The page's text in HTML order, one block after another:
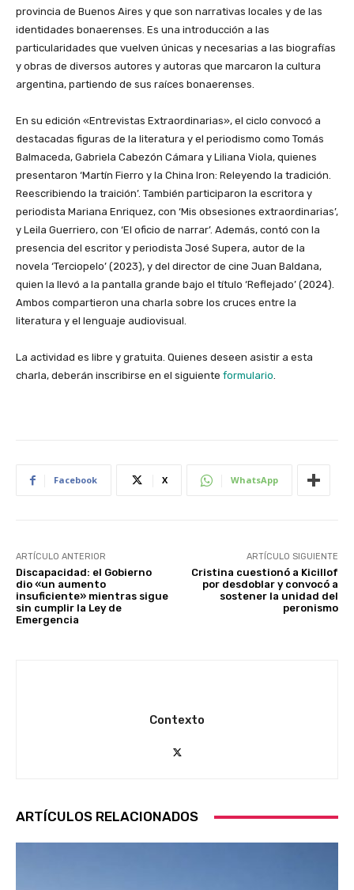
provincia de Buenos Aires y que son narrativas locales y de las
identidades bonaerenses. Es una introducción a las
particularidades que vuelven únicas y necesarias a las biografías
y obras de diversos autores y autoras que marcaron la cultura
argentina, partiendo de sus raíces bonaerenses.
En su edición «Entrevistas Extraordinarias», el ciclo convocó a
destacadas figuras de la literatura y el periodismo como Tomás
Balmaceda, Gabriela Cabezón Cámara y Liliana Viola, quienes
presentaron ‘Martín Fierro y la China Iron: Releyendo la tradición.
Reescribiendo la traición’. También participaron la escritora y
periodista Mariana Enriquez, con ‘Mis obsesiones extraordinarias’,
y Leila Guerriero, con ‘El oficio de narrar’. Además, contó con la
presencia del escritor y periodista José Supera, autor de la
novela ‘Terciopelo’ (2023), y del director de cine Juan Baldana,
quien la llevó a la pantalla grande bajo el título ‘Reflejado’ (2024).
Ambos compartieron una charla sobre los cruces entre la
literatura y el lenguaje audiovisual.
La actividad es libre y gratuita. Quienes deseen asistir a esta
charla, deberán inscribirse en el siguiente formulario.
Facebook X WhatsApp
ARTÍCULO ANTERIOR
Discapacidad: el Gobierno
dio «un aumento
insuficiente» mientras sigue
sin cumplir la Ley de
Emergencia
ARTÍCULO SIGUIENTE
Cristina cuestionó a Kicillof
por desdoblar y convocó a
sostener la unidad del
peronismo
Contexto
ARTÍCULOS RELACIONADOS